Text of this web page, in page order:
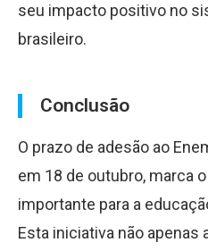
seu impacto positivo no
brasileiro.
Conclusão
O prazo de adesão ao
em 18 de outubro, marca
importante para a
Esta iniciativa não apenas